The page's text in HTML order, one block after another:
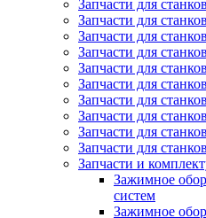
Запчасти для
Запчасти для
Запчасти для
Запчасти для
Запчасти для
Запчасти для
Запчасти для
Запчасти для
Запчасти для
Запчасти для
Запчасти и
Зажимное
систем
Зажимное